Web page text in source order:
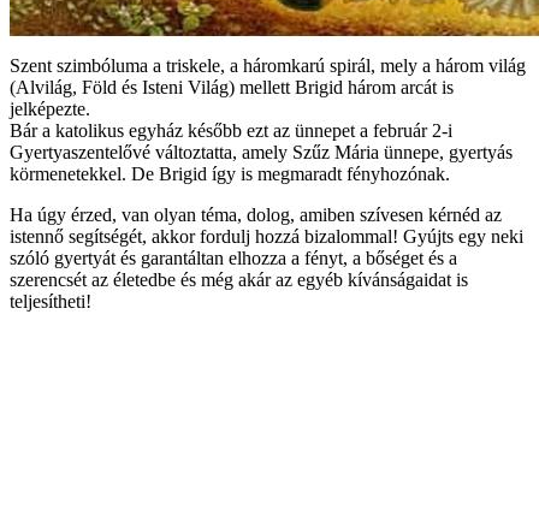
Szent szimbóluma a triskele, a háromkarú spirál, mely a három világ
(Alvilág, Föld és Isteni Világ) mellett Brigid három arcát is
jelképezte.
Bár a katolikus egyház később ezt az ünnepet a február 2-i
Gyertyaszentelővé változtatta, amely Szűz Mária ünnepe, gyertyás
körmenetekkel. De Brigid így is megmaradt fényhozónak.
Ha úgy érzed, van olyan téma, dolog, amiben szívesen kérnéd az
istennő segítségét, akkor fordulj hozzá bizalommal! Gyújts egy neki
szóló gyertyát és garantáltan elhozza a fényt, a bőséget és a
szerencsét az életedbe és még akár az egyéb kívánságaidat is
teljesítheti!